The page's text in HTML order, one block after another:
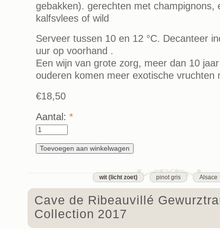
gebakken). gerechten met champignons,
kalfsvlees of wild
Serveer tussen 10 en 12 °C. Decanteer
uur op voorhand .
Een wijn van grote zorg, meer dan 10
ouderen komen meer exotische vruchten
€18,50
Aantal: *
wit (licht zoet) pinot gris Alsace
Cave de Ribeauvillé
Collection 2017